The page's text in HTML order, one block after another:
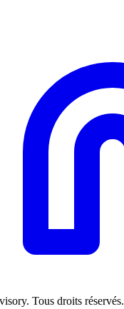
Tous droits réservés.